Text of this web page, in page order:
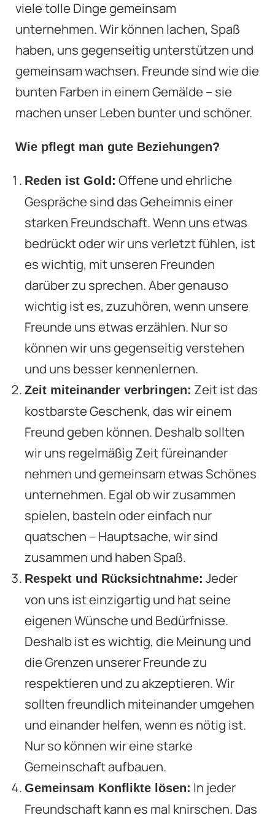
viele tolle Dinge gemeinsam
unternehmen. Wir können lachen, Spaß
haben, uns gegenseitig unterstützen und
gemeinsam wachsen. Freunde sind wie die
bunten Farben in einem Gemälde – sie
machen unser Leben bunter und schöner.
Wie pflegt man gute Beziehungen?
Reden ist Gold: Offene und ehrliche
Gespräche sind das Geheimnis einer
starken Freundschaft. Wenn uns etwas
bedrückt oder wir uns verletzt fühlen, ist
es wichtig, mit unseren Freunden
darüber zu sprechen. Aber genauso
wichtig ist es, zuzuhören, wenn unsere
Freunde uns etwas erzählen. Nur so
können wir uns gegenseitig verstehen
und uns besser kennenlernen.
Zeit miteinander verbringen: Zeit ist das
kostbarste Geschenk, das wir einem
Freund geben können. Deshalb sollten
wir uns regelmäßig Zeit füreinander
nehmen und gemeinsam etwas Schönes
unternehmen. Egal ob wir zusammen
spielen, basteln oder einfach nur
quatschen – Hauptsache, wir sind
zusammen und haben Spaß.
Respekt und Rücksichtnahme: Jeder
von uns ist einzigartig und hat seine
eigenen Wünsche und Bedürfnisse.
Deshalb ist es wichtig, die Meinung und
die Grenzen unserer Freunde zu
respektieren und zu akzeptieren. Wir
sollten freundlich miteinander umgehen
und einander helfen, wenn es nötig ist.
Nur so können wir eine starke
Gemeinschaft aufbauen.
Gemeinsam Konflikte lösen: In jeder
Freundschaft kann es mal knirschen. Das